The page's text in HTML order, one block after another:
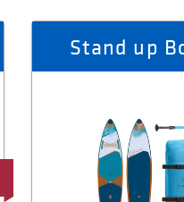
Stand up